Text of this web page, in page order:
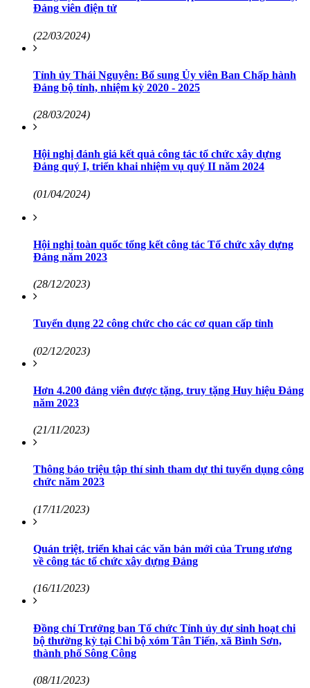
Đảng viên điện tử
(22/03/2024)
Tỉnh ủy Thái Nguyên: Bổ sung Ủy viên Ban Chấp hành
Đảng bộ tỉnh, nhiệm kỳ 2020 - 2025
(28/03/2024)
Hội nghị đánh giá kết quả công tác tổ chức xây dựng
Đảng quý I, triển khai nhiệm vụ quý II năm 2024
(01/04/2024)
Hội nghị toàn quốc tổng kết công tác Tổ chức xây dựng
Đảng năm 2023
(28/12/2023)
Tuyển dụng 22 công chức cho các cơ quan cấp tỉnh
(02/12/2023)
Hơn 4.200 đảng viên được tặng, truy tặng Huy hiệu Đảng
năm 2023
(21/11/2023)
Thông báo triệu tập thí sinh tham dự thi tuyển dụng công
chức năm 2023
(17/11/2023)
Quán triệt, triển khai các văn bản mới của Trung ương
về công tác tổ chức xây dựng Đảng
(16/11/2023)
Đồng chí Trưởng ban Tổ chức Tỉnh ủy dự sinh hoạt chi
bộ thường kỳ tại Chi bộ xóm Tân Tiến, xã Bình Sơn,
thành phố Sông Công
(08/11/2023)